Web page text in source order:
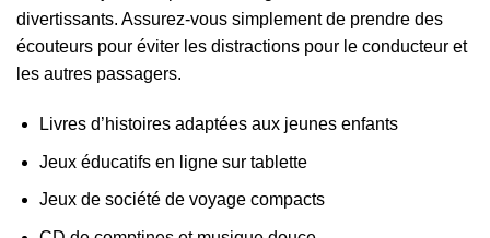
divertissants. Assurez-vous simplement de prendre des
écouteurs pour éviter les distractions pour le conducteur et
les autres passagers.
Livres d’histoires adaptées aux jeunes enfants
Jeux éducatifs en ligne sur tablette
Jeux de société de voyage compacts